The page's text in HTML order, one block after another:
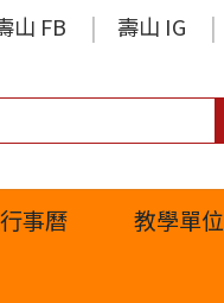
山 FB 壽山 IG
事曆 教學單位